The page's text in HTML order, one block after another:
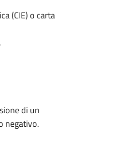
(CIE) o carta
di un
negativo.